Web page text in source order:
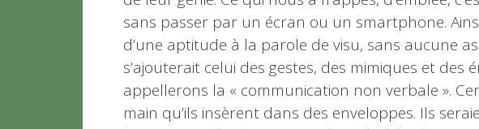
sans passer par un écran ou un smartphone.
d’une aptitude à la parole de visu, sans aucune
s’ajouterait celui des gestes, des mimiques et des
appellerons la « communication non verbale ».
main qu’ils insèrent dans des enveloppes. Ils